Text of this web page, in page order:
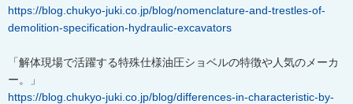
https://blog.chukyo-juki.co.jp/blog/nomenclature-and-trestles-of-
demolition-specification-hydraulic-excavators
「解体現場で活躍する特殊仕様油圧ショベルの特徴や人気のメーカ
ー。」
https://blog.chukyo-juki.co.jp/blog/differences-in-characteristic-by-